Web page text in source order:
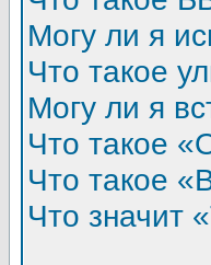
Могу ли я
Что такое
Могу ли я
Что такое
Что такое
Что значит